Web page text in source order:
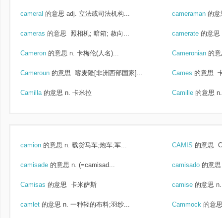
cameral 的意思 adj. 立法或司法机构... cameraman 的意
cameras 的意思 照相机; 暗箱; 赦向... camerate 的意思
Cameron 的意思 n. 卡梅伦(人名)... Cameronian 的
Cameroun 的意思 喀麦隆[非洲西部国家]... Cames 的意思
Camilla 的意思 n. 卡米拉 Camille 的意思
camion 的意思 n. 载货马车;炮车;军... CAMIS 的意思
camisade 的意思 n. (=camisad... camisado 的意思
Camisas 的意思 卡米萨斯 camise 的意思
camlet 的意思 n. 一种轻的布料;羽纱... Cammock 的意思